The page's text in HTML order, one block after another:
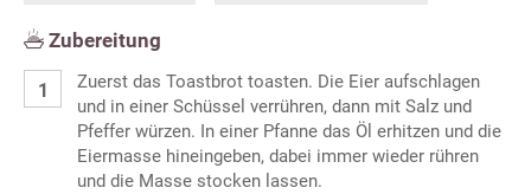
Zubereitung
Zuerst das Toastbrot toasten. Die Eier aufschlagen
und in einer Schüssel verrühren, dann mit Salz und
Pfeffer würzen. In einer Pfanne das Öl erhitzen und die
Eiermasse hineingeben, dabei immer wieder rühren
und die Masse stocken lassen.